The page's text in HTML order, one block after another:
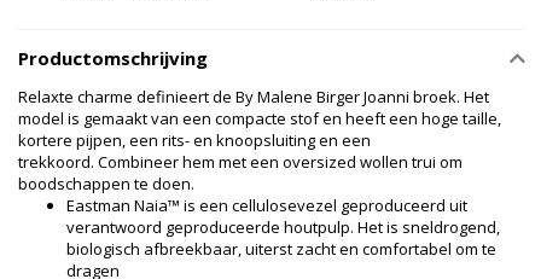
Productomschrijving
Relaxte charme definieert de By Malene Birger Joanni broek. Het
model is gemaakt van een compacte stof en heeft een hoge taille,
kortere pijpen, een rits- en knoopsluiting en een
trekkoord. Combineer hem met een oversized wollen trui om
boodschappen te doen.
Eastman Naia™ is een cellulosevezel geproduceerd uit
verantwoord geproduceerde houtpulp. Het is sneldrogend,
biologisch afbreekbaar, uiterst zacht en comfortabel om te
dragen